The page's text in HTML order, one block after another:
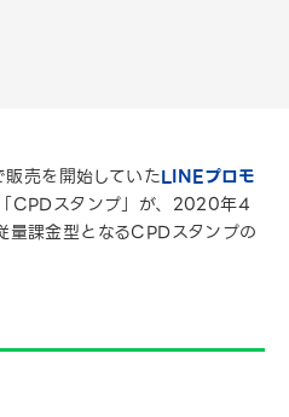
売を開始していたLINEプロモ
CPDスタンプ」が、2020年4
量課金型となるCPDスタンプの